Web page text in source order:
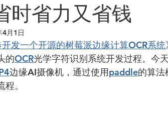
时省力又省钱
4月1日
发一个开源的树莓派边缘计算OCR系统
的OCR光学字符识别系统开发过程。今
边缘AI摄像机，通过使用paddle的算法
。